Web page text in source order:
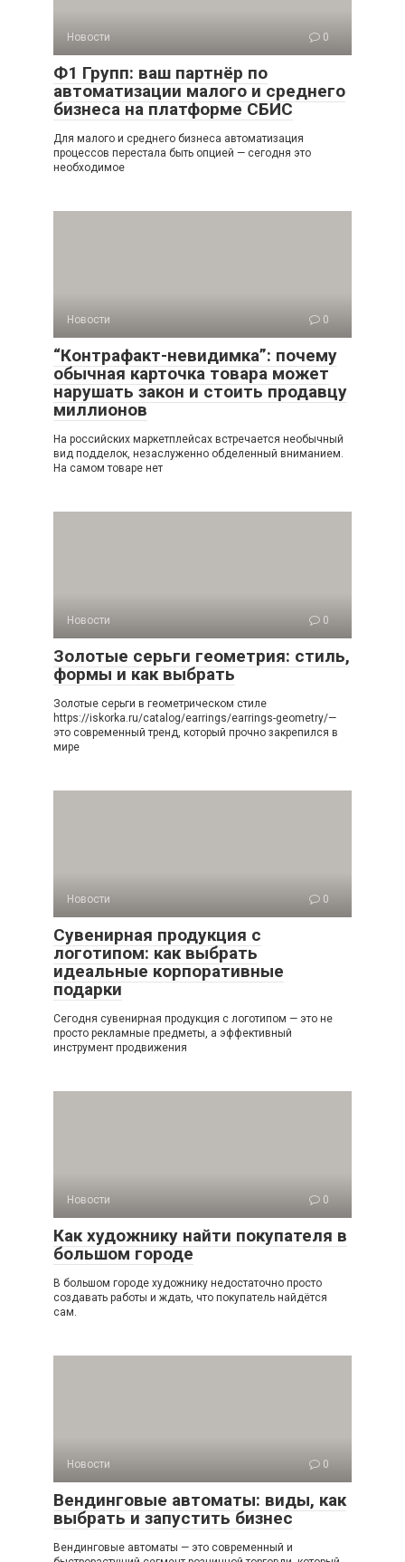
Новости 0
Ф1 Групп: ваш партнёр по
автоматизации малого и среднего
бизнеса на платформе СБИС
Для малого и среднего бизнеса автоматизация
процессов перестала быть опцией — сегодня это
необходимое
Новости 0
“Контрафакт-невидимка”: почему
обычная карточка товара может
нарушать закон и стоить продавцу
миллионов
На российских маркетплейсах встречается необычный
вид подделок, незаслуженно обделенный вниманием.
На самом товаре нет
Новости 0
Золотые серьги геометрия: стиль,
формы и как выбрать
Золотые серьги в геометрическом стиле
https://iskorka.ru/catalog/earrings/earrings-geometry/—
это современный тренд, который прочно закрепился в
мире
Новости 0
Сувенирная продукция с
логотипом: как выбрать
идеальные корпоративные
подарки
Сегодня сувенирная продукция с логотипом — это не
просто рекламные предметы, а эффективный
инструмент продвижения
Новости 0
Как художнику найти покупателя в
большом городе
В большом городе художнику недостаточно просто
создавать работы и ждать, что покупатель найдётся
сам.
Новости 0
Вендинговые автоматы: виды, как
выбрать и запустить бизнес
Вендинговые автоматы — это современный и